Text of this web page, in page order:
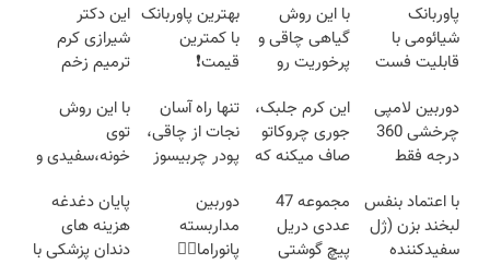
پاوربانک
شیائومی با
قابلیت فست
های بی برقی⚡
با این روش
گیاهی چاقی و
پرخوریت رو
بهترین پاوربانک
با کمترین
قیمت❗
این دکتر
شیرازی کرم
ترمیم زخم
ساخت!!!
دوربین لامپی
چرخشی 360
درجه فقط
🔥 پرداخت
درب منزل
این کرم جلبک،
جوری چروکاتو
صاف میکنه که
کردی!(تخفیف
ویژه)
تنها راه آسان
نجات از چاقی،
پودر چربیسوز
تا امشب)
با این روش
توی
خونه،سفیدی و
برگردون
(40%off)
با اعتماد بنفس
لبخند بزن (ژل
سفیدکننده
مجموعه 47
عددی دریل
پیچ گوشتی
دوربین
مداربسته
پانوراما👈🏻
پایان دغدغه
هزینه های
دندان پزشکی با